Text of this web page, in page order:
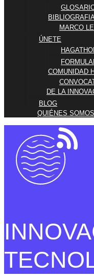
MARCO
ÚNETE
COMUNIDAD
DE LA
BLOG
QUIÉNES SOMOS